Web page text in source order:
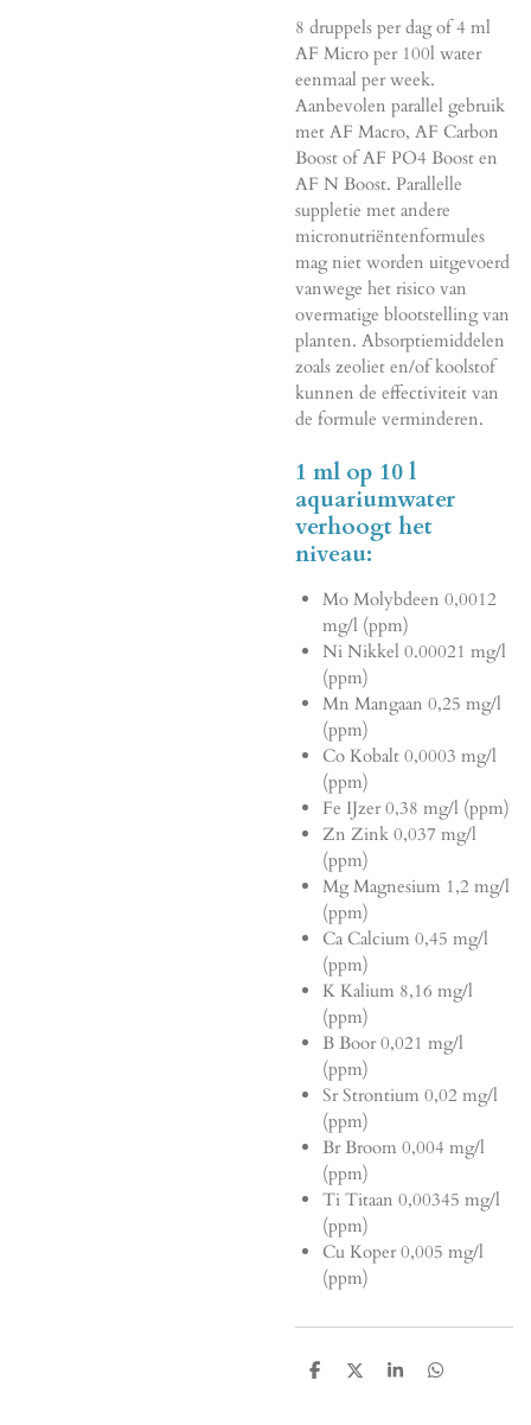
8 druppels per dag of 4 ml
AF Micro per 100l water
eenmaal per week.
Aanbevolen parallel gebruik
met AF Macro, AF Carbon
Boost of AF PO4 Boost en
AF N Boost. Parallelle
suppletie met andere
micronutriëntenformules
mag niet worden uitgevoerd
vanwege het risico van
overmatige blootstelling van
planten. Absorptiemiddelen
zoals zeoliet en/of koolstof
kunnen de effectiviteit van
de formule verminderen.
1 ml op 10 l
aquariumwater
verhoogt het
niveau:
Mo Molybdeen 0,0012
mg/l (ppm)
Ni Nikkel 0.00021 mg/l
(ppm)
Mn Mangaan 0,25 mg/l
(ppm)
Co Kobalt 0,0003 mg/l
(ppm)
Fe IJzer 0,38 mg/l (ppm)
Zn Zink 0,037 mg/l
(ppm)
Mg Magnesium 1,2 mg/l
(ppm)
Ca Calcium 0,45 mg/l
(ppm)
K Kalium 8,16 mg/l
(ppm)
B Boor 0,021 mg/l
(ppm)
Sr Strontium 0,02 mg/l
(ppm)
Br Broom 0,004 mg/l
(ppm)
Ti Titaan 0,00345 mg/l
(ppm)
Cu Koper 0,005 mg/l
(ppm)
D
D
S
D